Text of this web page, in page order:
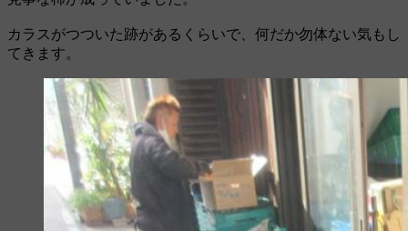
カラスがつついた跡があるくらいで、何だか勿体ない気もし
てきます。